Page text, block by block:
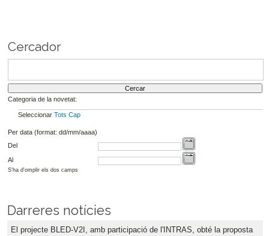
Cercador
Categoria de la novetat:
Seleccionar Tots Cap
Per data (format: dd/mm/aaaa)
Del
Al
S'ha d'omplir els dos camps
Darreres notícies
El projecte BLED-V2I, amb participació de l'INTRAS, obté la proposta